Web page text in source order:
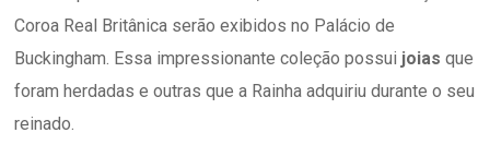
Coroa Real Britânica serão exibidos no Palácio de
Buckingham. Essa impressionante coleção possui joias que
foram herdadas e outras que a Rainha adquiriu durante o seu
reinado.